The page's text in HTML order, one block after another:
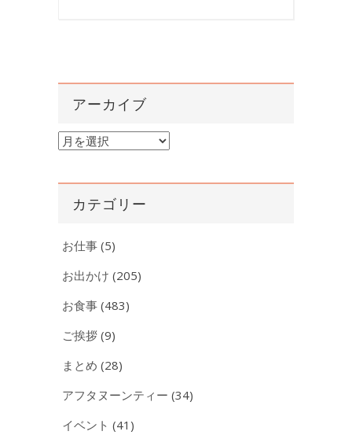
アーカイブ
ア
カ
カテゴリー
お仕事 (5)
お出かけ (205)
お食事 (483)
ご挨拶 (9)
まとめ (28)
アフタヌーンティー (34)
イベント (41)